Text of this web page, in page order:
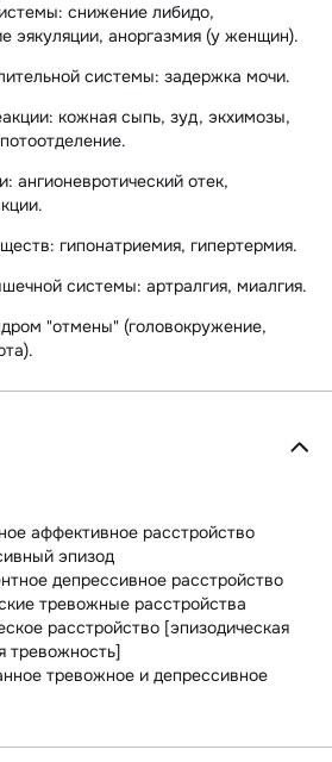
снижение либидо,
эякуляции, аноргазмия (у женщин).
системы: задержка мочи.
кожная сыпь, зуд, экхимозы,
ангионевротический отек,
гипонатриемия, гипертермия.
системы: артралгия, миалгия.
"отмены" (головокружение,
аффективное расстройство
эпизод
депрессивное расстройство
тревожные расстройства
расстройство [эпизодическая
тревожность]
тревожное и депрессивное